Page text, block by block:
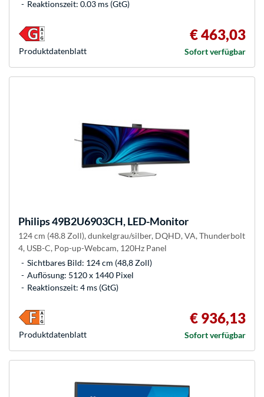
Reaktionszeit: 0.03 ms (GtG)
€ 463,03
Sofort verfügbar
Produkt­datenblatt
Philips49B2U6903CH, LED-Monitor
124 cm (48.8 Zoll), dunkelgrau/silber, DQHD, VA, Thunderbolt
4, USB-C, Pop-up-Webcam, 120Hz Panel
Sichtbares Bild: 124 cm (48,8 Zoll)
Auflösung: 5120 x 1440 Pixel
Reaktionszeit: 4 ms (GtG)
€ 936,13
Sofort verfügbar
Produkt­datenblatt